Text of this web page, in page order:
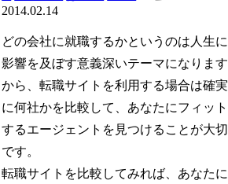
2014.02.14
どの会社に就職するかというのは人生に
影響を及ぼす意義深いテーマになります
から、転職サイトを利用する場合は確実
に何社かを比較して、あなたにフィット
するエージェントを見つけることが大切
です。
転職サイトを比較してみれば、あなたに